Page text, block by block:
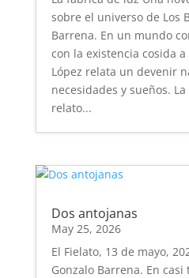
sobre el universo de Los
Barrena. En un mundo
con la existencia cosida
López relata un devenir
necesidades y sueños.
relato...
Dos antojanas
May 25, 2026
El Fielato, 13 de mayo,
Gonzalo Barrena. En